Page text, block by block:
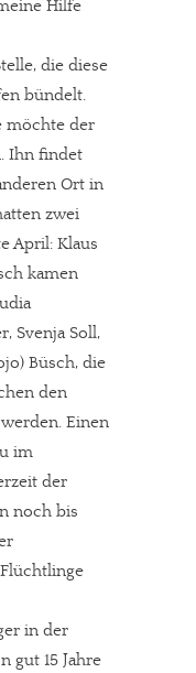
Hilfe
die diese
bündelt.
möchte der
Ihn findet
Ort in
zwei
April: Klaus
kamen
Svenja Soll,
Büsch, die
den
werden. Einen
im
der
noch bis
in der
gut 15 Jahre